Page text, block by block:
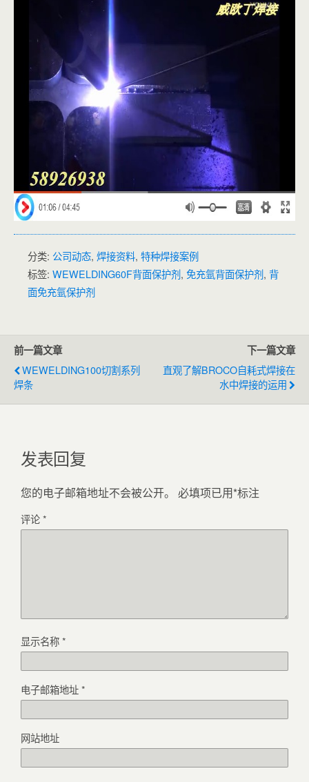
分类: 公司动态, 焊接资料, 特种焊接案例
标签: WEWELDING60F背面保护剂, 免充氩背面保护剂, 背
面免充氩保护剂
前一篇文章
WEWELDING100切割系列
焊条
下一篇文章
直观了解BROCO自耗式焊接在
水中焊接的运用
发表回复
您的电子邮箱地址不会被公开。 必填项已用*标注
评论*
显示名称*
电子邮箱地址*
网站地址